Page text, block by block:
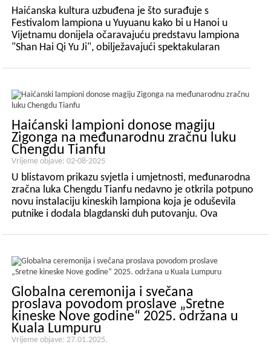
Haićanska kultura uzbuđena je što surađuje s
Festivalom lampiona u Yuyuanu kako bi u Hanoi u
Vijetnamu donijela očaravajuću predstavu lampiona
"Shan Hai Qi Yu Ji", obilježavajući spektakularan
Međunarodni festival lampiona Ocean službeno je
Haićanski lampioni donose magiju
Zigonga na međunarodnu zračnu luku
Chengdu Tianfu
Vrijeme objave: 02-08-2025
U blistavom prikazu svjetla i umjetnosti, međunarodna
zračna luka Chengdu Tianfu nedavno je otkrila potpuno
novu instalaciju kineskih lampiona koja je oduševila
putnike i dodala blagdanski duh putovanju. Ova
„Nematerijalnog ...
Globalna ceremonija i svečana
proslava povodom proslave „Sretne
kineske Nove godine“ 2025. održana u
Kuala Lumpuru
Vrijeme objave: 27.01.2025.